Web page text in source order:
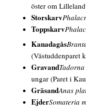
öster om
Storskarv
Toppskarv
Kanadagås
(Västuddenparet
Gravand
ungar(Paret i
GräsandAnas
EjderSomateria